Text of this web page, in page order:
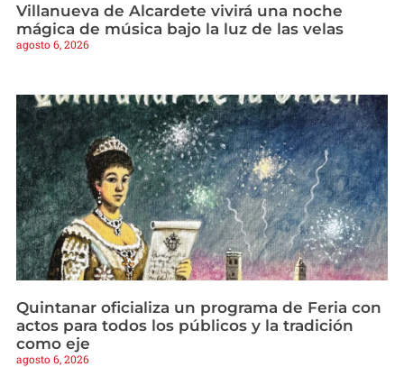
Villanueva de Alcardete vivirá una noche
mágica de música bajo la luz de las velas
agosto 6, 2026
Quintanar oficializa un programa de Feria con
actos para todos los públicos y la tradición
como eje
agosto 6, 2026